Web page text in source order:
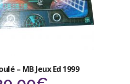
– MB Jeux Ed 1999